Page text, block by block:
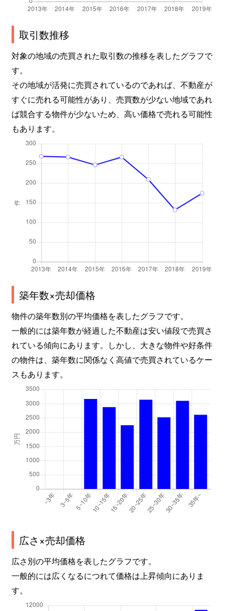
取引数推移
対象の地域の売買された取引数の推移を表したグラフで
す。
その地域が活発に売買されているのであれば、不動産が
すぐに売れる可能性があり、売買数が少ない地域であれ
ば競合する物件が少ないため、高い価格で売れる可能性
もあります。
築年数×売却価格
物件の築年数別の平均価格を表したグラフです。
一般的には築年数が経過した不動産は安い値段で売買さ
れている傾向にあります。しかし、大きな物件や好条件
の物件は、築年数に関係なく高値で売買されているケー
スもあります。
広さ×売却価格
広さ別の平均価格を表したグラフです。
一般的には広くなるにつれて価格は上昇傾向にありま
す。